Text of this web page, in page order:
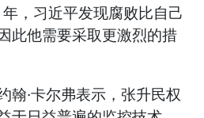
，习近平发现腐败比自己
此他需要采取更激烈的措
翰·卡尔弗表示，张升民权